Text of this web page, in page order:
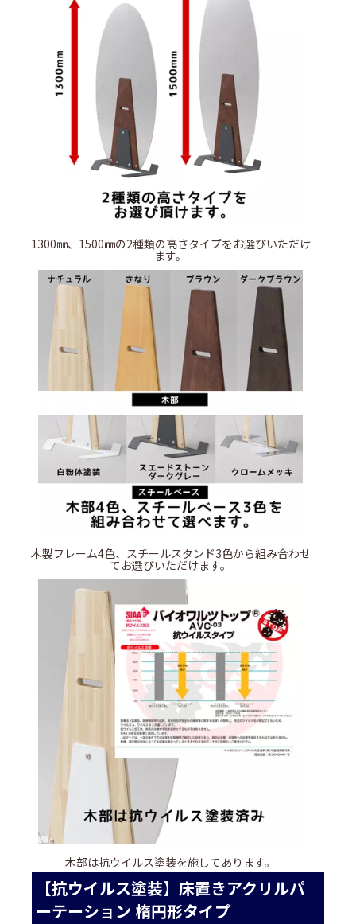
1300㎜、1500㎜の2種類の高さタイプをお選びいただけ
ます。
木製フレーム4色、スチールスタンド3色から組み合わせ
てお選びいただけます。
木部は抗ウイルス塗装を施してあります。
【抗ウイルス塗装】床置きアクリルパ
ーテーション 楕円形タイプ